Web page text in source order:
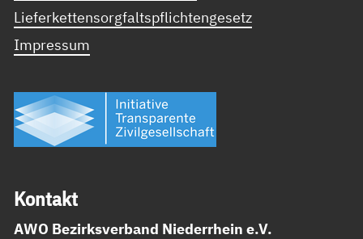
Lieferkettensorgfaltspflichtengesetz
Impressum
Kon­takt
AWO Bezirksverband Niederrhein e.V.